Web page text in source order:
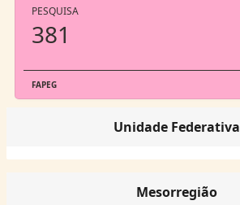
PESQUISA
381
FAPEG
Unidade Federativa
Mesorregião